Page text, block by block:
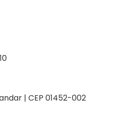
| CEP 01452-002